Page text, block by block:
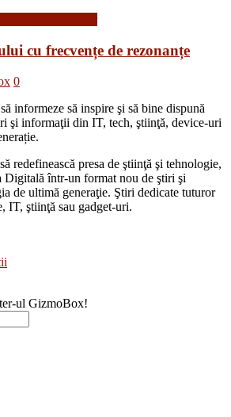
cu frecvențe de rezonanțe
0
informeze să inspire şi să bine dispună
şi informaţii din IT, tech, ştiinţă, device-uri
redefinească presa de ştiinţă şi tehnologie,
Digitală într-un format nou de ştiri şi
de ultimă generaţie. Ştiri dedicate tuturor
IT, ştiinţă sau gadget-uri.
ul GizmoBox!